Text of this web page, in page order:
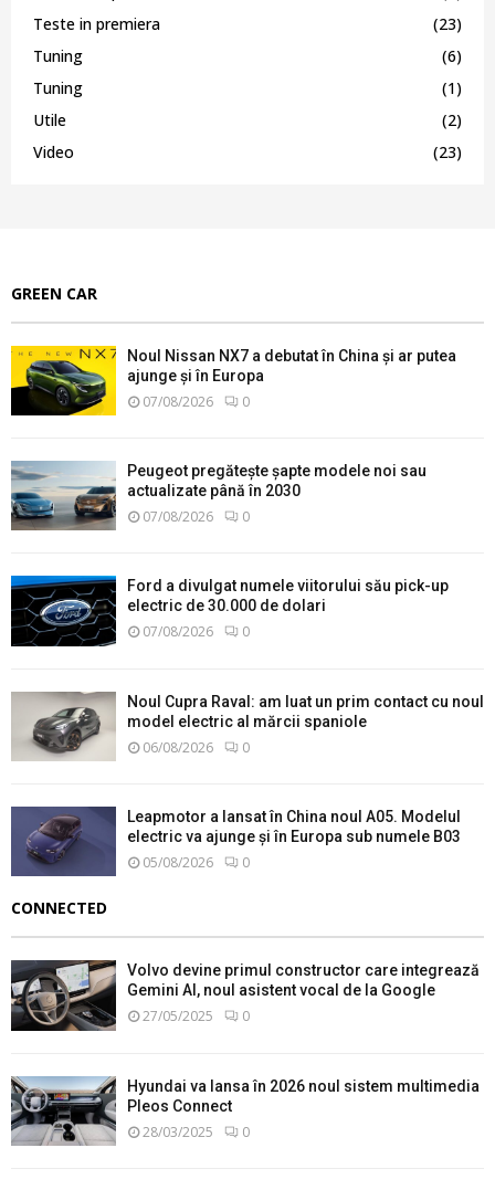
Teste in premiera
(23)
Tuning
(6)
Tuning
(1)
Utile
(2)
Video
(23)
GREEN CAR
Noul Nissan NX7 a debutat în China și ar putea
ajunge și în Europa
07/08/2026 0
Peugeot pregătește șapte modele noi sau
actualizate până în 2030
07/08/2026 0
Ford a divulgat numele viitorului său pick-up
electric de 30.000 de dolari
07/08/2026 0
Noul Cupra Raval: am luat un prim contact cu noul
model electric al mărcii spaniole
06/08/2026 0
Leapmotor a lansat în China noul A05. Modelul
electric va ajunge și în Europa sub numele B03
05/08/2026 0
CONNECTED
Volvo devine primul constructor care integrează
Gemini AI, noul asistent vocal de la Google
27/05/2025 0
Hyundai va lansa în 2026 noul sistem multimedia
Pleos Connect
28/03/2025 0